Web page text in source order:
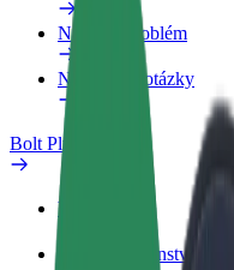
Nahlásit problém
Nejčastější otázky
Bolt Plus
Výhody
Jak získat členství